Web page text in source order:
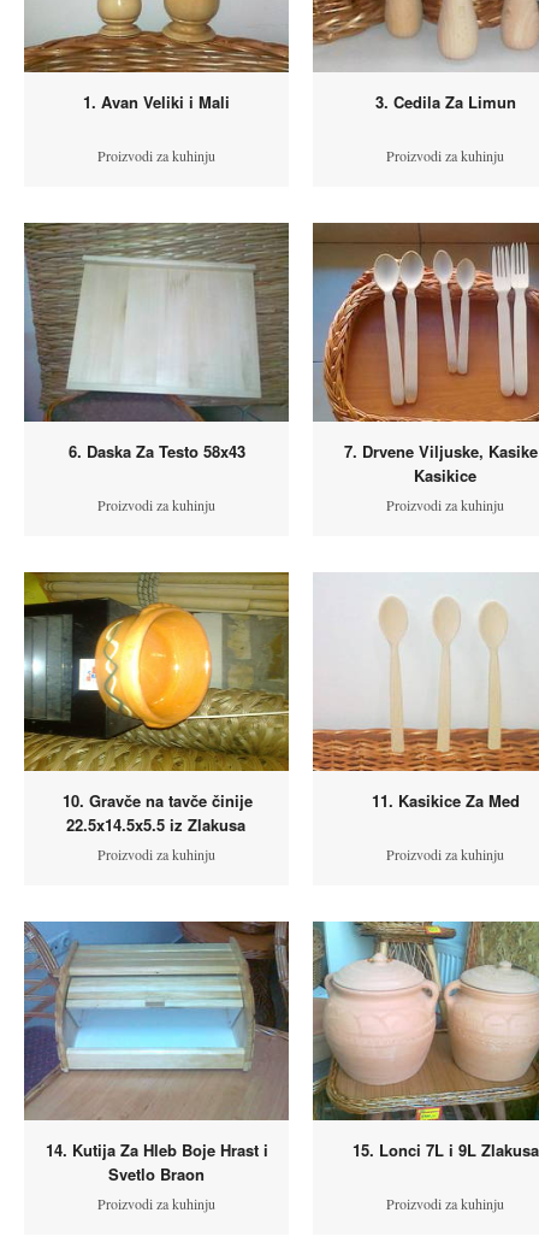
1. Avan Veliki i Mali
Proizvodi za kuhinju
3. Cedila Za Limun
Proizvodi za kuhinju
6. Daska Za Testo 58x43
Proizvodi za kuhinju
7. Drvene Viljuske,
Kasikice
Proizvodi za kuhinju
10. Gravče na tavče činije
22.5x14.5x5.5 iz Zlakusa
Proizvodi za kuhinju
11. Kasikice Za Med
Proizvodi za kuhinju
14. Kutija Za Hleb Boje Hrast i
Svetlo Braon
Proizvodi za kuhinju
15. Lonci 7L i 9L Zlakusa
Proizvodi za kuhinju